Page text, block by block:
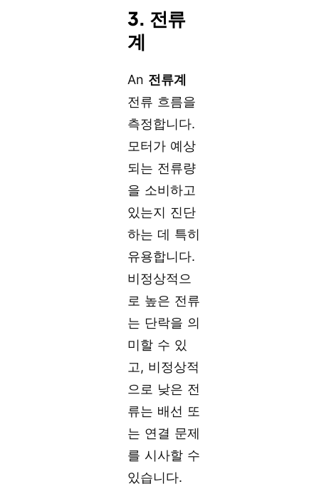
3. 전류
계
An 전류계
전류 흐름을
측정합니다.
모터가 예상
되는 전류량
을 소비하고
있는지 진단
하는 데 특히
유용합니다.
비정상적으
로 높은 전류
는 단락을 의
미할 수 있
고, 비정상적
으로 낮은 전
류는 배선 또
는 연결 문제
를 시사할 수
있습니다.